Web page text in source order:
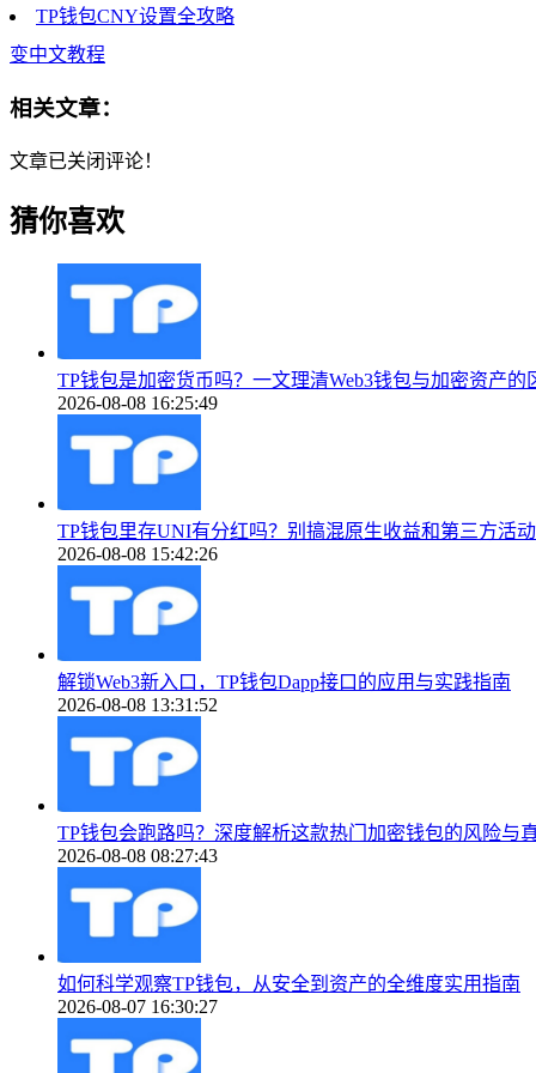
TP钱包CNY设置全攻略
变中文教程
相关文章：
文章已关闭评论！
猜你喜欢
TP钱包是加密货币吗？一文理清Web3钱包与加密资产的
2026-08-08 16:25:49
TP钱包里存UNI有分红吗？别搞混原生收益和第三方活动
2026-08-08 15:42:26
解锁Web3新入口，TP钱包Dapp接口的应用与实践指南
2026-08-08 13:31:52
TP钱包会跑路吗？深度解析这款热门加密钱包的风险与
2026-08-08 08:27:43
如何科学观察TP钱包，从安全到资产的全维度实用指南
2026-08-07 16:30:27